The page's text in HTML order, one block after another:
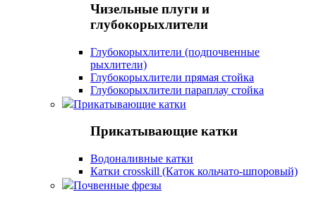
Чизельные плуги и
глубокорыхлители
Глубокорыхлители (подпочвенные
рыхлители)
Глубокорыхлители прямая стойка
Глубокорыхлители параплау стойка
Прикатывающие катки
Прикатывающие катки
Водоналивные катки
Катки crosskill (Каток кольчато-шпоровый)
Почвенные фрезы